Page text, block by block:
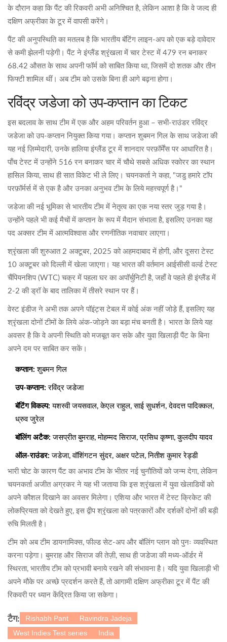
के दौरान कहा कि पैंट की रिकवरी अभी अनिश्चित है, लेकिन आशा है कि वे जल्द ही
दक्षिण अफ्रीका के टूर में वापसी करेंगे।
पैंट की अनुपस्थिति का मतलब है कि भारतीय बॅटिंग लाइन‑अप को एक बड़े दावेदार
से कमी झेलनी पड़ेगी। पैंट ने इंग्लैंड श्रृंखला में चार टेस्ट में 479 रन बनाकर
68.42 औसत के साथ अपनी फॉर्म को साबित किया था, जिसमें दो शतक और तीन
फिफ्टी शामिल थीं। अब टीम को उसके बिना ही आगे बढ़ना होगा।
रविंद्र जडेजा को उप‑कप्तान का टिकट
इस बदलाव के साथ टीम में एक और अहम परिवर्तन हुआ – सभी‑राउंडर रविंद्र
जडेजा को उप‑कप्तान नियुक्त किया गया। कप्तान शुबमन गिल के साथ जडेजा की
यह नई ज़िम्मेदारी, उनके हालिया इंग्लैंड टूर में शानदार परफ़ॉर्मेंस पर आधारित है।
पाँच टेस्ट में उन्होंने 516 रन बनाकर चार में चौथे सबसे अधिक स्कोरर का स्थान
हासिल किया, साथ ही सात विकेट भी ले लिए। चयनकर्ता ने कहा, "जडु हमारे टॉप
परफ़ॉर्मर्स में से एक है और उनका अनुभव टीम के लिये महत्त्वपूर्ण है।"
जडेजा की नई भूमिका से भारतीय टीम में नेतृत्व का एक नया स्तर जुड़ गया है।
उन्होंने पहले भी कई मैचों में कप्तान के रूप में मैदान संभाला है, इसलिए उनका यह
पद अक्सर टीम में आत्मविश्वास और रणनीतिक नवाचार लाएगा।
श्रृंखला की शुरुआत 2 अक्टूबर, 2025 को अहमदाबाद में होगी, और दूसरा टेस्ट
10 अक्टूबर को दिल्ली में खेला जाएगा। यह भारत की वर्तमान आईसीसी वर्ल्ड टेस्ट
चैंपियनशिप (WTC) चक्र में पहला घर का अपॉर्चुनिटी है, जहाँ वे पहले ही इंग्लैंड में
2‑2 की ड्रॉ के बाद तालिका में तीसरे स्थान पर हैं।
वेस्ट इंडीज ने अभी तक अपने पॉइंट्स टेबल में कोई अंक नहीं जोड़े हैं, इसलिए यह
श्रृंखला दोनों टीमों के लिये अंक‑जोड़ने का बड़ा मंच बनती है। भारत के लिये यह
अवसर है कि वे अपनी स्थिति को मजबूत कर सके और युवा खिलाड़ी पैंट के बिना
अपने दम पर साबित कर सकें।
कप्तान: शुबमन गिल
उप‑कप्तान: रविंद्र जडेजा
बॅटिंग विकल्प: यशस्वी जयसवाल, केएल राहुल, साई सुधर्शन, देवदत्त पादिक्कल,
ध्रुव जुरेल
बॉलिंग अटैक: जसप्रीत बुमराह, मोहम्मद सिराज, प्रसिध कृष्णा, कुलदीप यादव
ऑल‑राउंडर: जडेजा, वॉशिंगटन सुंदर, अक्षर पटेल, नितीश कुमार रेड्डी
भारी चोट के कारण पैंट का अभाव टीम के भीतर नई चुनौतियों को जन्म देगा, लेकिन
चयनकर्ता अजीत अग्रकर ने यह भी जताया कि इस श्रृंखला में युवा खेलाडियों को
अपने कौशल दिखाने का अवसर मिलेगा। एशिया और भारत में टेस्ट क्रिकेट की
लोकप्रियता को देखते हुए, इस द्वीप श्रृंखला को पत्रकारों और दर्शकों दोनों की बड़ी
रुचि मिलती है।
टीम को अब टीम डायनामिक्स, फील्ड सेट‑अप और बॉलिंग प्लान को पुनः व्यवस्थित
करना पड़ेगा। बुमराह और सिराज की तेज़ी, साथ ही जडेजा की मध्य‑ऑर्डर में
स्थिरता, भारतीय टीम को प्रभावी बनाये रखने की संभावना है। यदि युवा खिलाड़ी भी
अपने मौके पर अच्छे प्रदर्शन करते हैं, तो आगामी दक्षिण अफ्रीका टूर में पैंट की
रिकवरी पर ध्यान केंद्रित किया जा सकेगा।
टैग: Rishabh Pant
Ravindra Jadeja
West Indies Test series
India